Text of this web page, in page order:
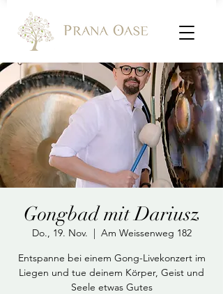
Gongbad mit Dariusz
Do., 19. Nov.
  |
Am Weissenweg 182
Entspanne bei einem Gong-Livekonzert im
Liegen und tue deinem Körper, Geist und
Seele etwas Gutes